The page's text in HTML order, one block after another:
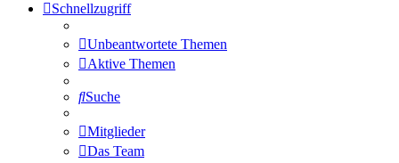
Schnellzugriff
Unbeantwortete Themen
Aktive Themen
Suche
Mitglieder
Das Team